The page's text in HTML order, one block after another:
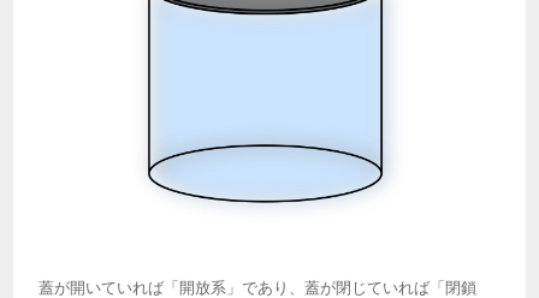
蓋が開いていれば「開放系」であり、蓋が閉じていれば「閉鎖